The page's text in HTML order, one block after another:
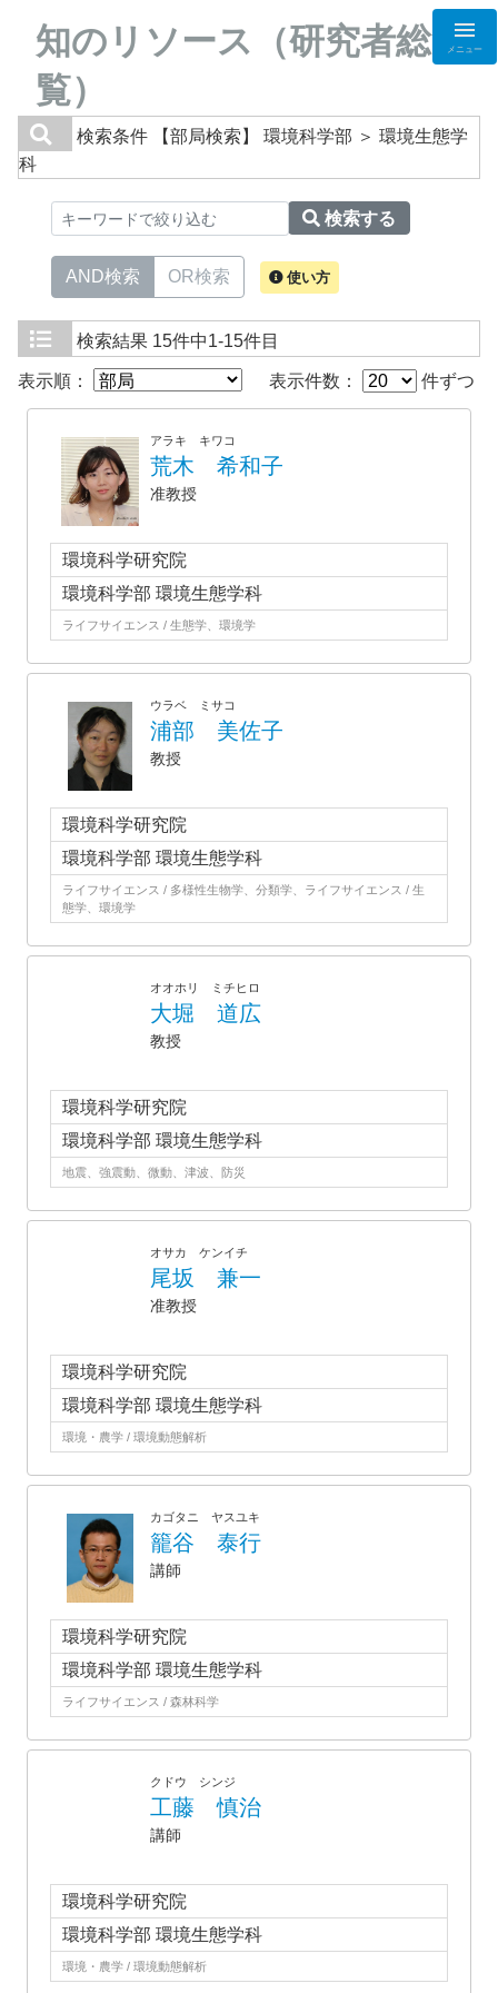
知のリソース（研究者総
覧）
メニュー
検索条件
【部局検索】 環境科学部 ＞ 環境生態学
科
検索する
AND検索 OR検索 使い方
検索結果 15件中1-15件目
表示順： 表示件数： 件ずつ
アラキ キワコ
荒木 希和子
准教授
環境科学研究院
環境科学部 環境生態学科
ライフサイエンス / 生態学、環境学
ウラベ ミサコ
浦部 美佐子
教授
環境科学研究院
環境科学部 環境生態学科
ライフサイエンス / 多様性生物学、分類学、ライフサイエンス / 生
態学、環境学
オオホリ ミチヒロ
大堀 道広
教授
環境科学研究院
環境科学部 環境生態学科
地震、強震動、微動、津波、防災
オサカ ケンイチ
尾坂 兼一
准教授
環境科学研究院
環境科学部 環境生態学科
環境・農学 / 環境動態解析
カゴタニ ヤスユキ
籠谷 泰行
講師
環境科学研究院
環境科学部 環境生態学科
ライフサイエンス / 森林科学
クドウ シンジ
工藤 慎治
講師
環境科学研究院
環境科学部 環境生態学科
環境・農学 / 環境動態解析